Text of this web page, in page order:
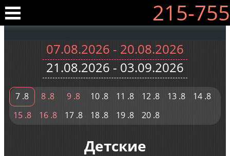
215-755
07.08.2026 - 20.08.2026
21.08.2026 - 03.09.2026
7 .8 8 .8 9 .8 10 .8 11 .8 12 .8 13 .8 14 .8
15 .8 16 .8 17 .8 18 .8 19 .8 20 .8
Детские